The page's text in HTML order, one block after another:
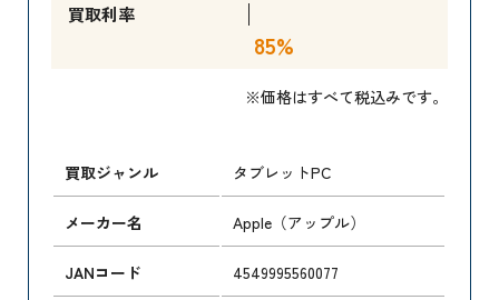
買取利率
85%
※価格はすべて税込みです。
買取ジャンル タブレットPC
メーカー名 Apple（アップル）
JANコード 4549995560077